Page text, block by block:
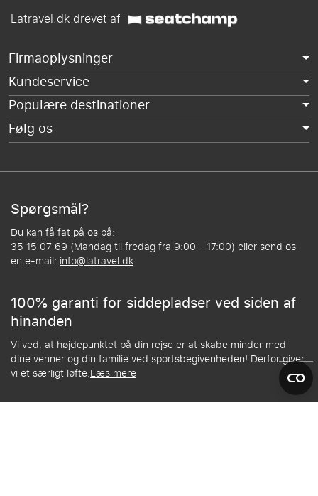
Latravel.dk drevet af
Firmaoplysninger
Kundeservice
Populære destinationer
Følg os
Spørgsmål?
Du kan få fat på os på:
35 15 07 69 (Mandag til fredag fra 9:00 - 17:00) eller send os
en e-mail: info@latravel.dk
100% garanti for siddepladser ved siden af
hinanden
Vi ved, at højdepunktet på din rejse er at skabe minder med
dine venner og din familie ved sportsbegivenheden! Derfor giver
vi et særligt løfte.Læs mere